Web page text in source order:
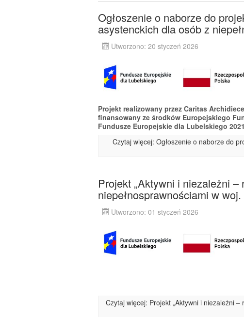
Ogłoszenie o naborze do
asystenckich dla osób z
Utworzono: 20 styczeń 2026
Projekt realizowany przez Caritas
finansowany ze środków Europejskiego
Fundusze Europejskie dla Lubelskiego
Czytaj więcej: Ogłoszenie o naborze do
Projekt „Aktywni i niezależni
niepełnosprawnościami w woj.
Utworzono: 01 styczeń 2026
Czytaj więcej: Projekt „Aktywni i niezależni